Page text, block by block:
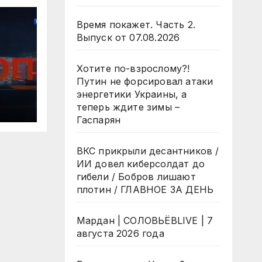
Время покажет. Часть 2.
Выпуск от 07.08.2026
Хотите по-взрослому?!
Путин не форсировал атаки
энергетики Украины, а
теперь ждите зимы –
Гаспарян
ВКС прикрыли десантников /
ИИ довел киберсолдат до
гибели / Бобров лишают
плотин / ГЛАВНОЕ ЗА ДЕНЬ
Мардан | СОЛОВЬЁВLIVE | 7
августа 2026 года